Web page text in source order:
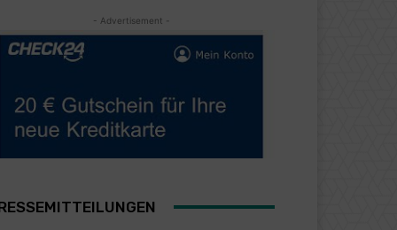
- Advertisement -